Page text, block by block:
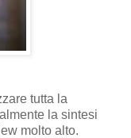
tutta la
la sintesi
molto alto.